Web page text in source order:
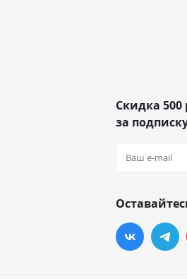
Скидка 500
за